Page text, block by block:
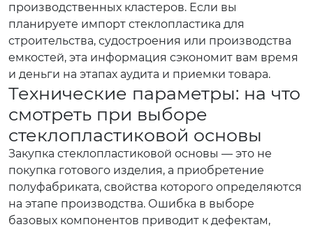
производственных кластеров. Если вы
планируете импорт стеклопластика для
строительства, судостроения или производства
емкостей, эта информация сэкономит вам время
и деньги на этапах аудита и приемки товара.
Технические параметры: на что
смотреть при выборе
стеклопластиковой основы
Закупка стеклопластиковой основы — это не
покупка готового изделия, а приобретение
полуфабриката, свойства которого определяются
на этапе производства. Ошибка в выборе
базовых компонентов приводит к дефектам,